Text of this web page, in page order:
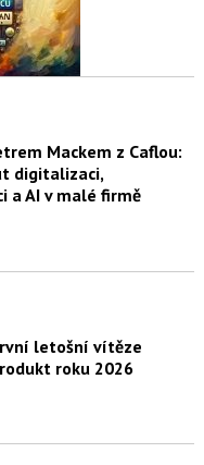
Mackem z Caflou:
digitalizaci,
a AI v malé firmě
letošní vítěze
roku 2026